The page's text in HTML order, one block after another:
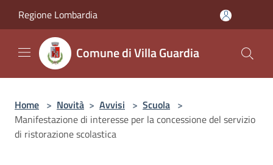
Regione Lombardia
Comune di Villa Guardia
Home > Novità > Avvisi > Scuola >
Manifestazione di interesse per la concessione del servizio
di ristorazione scolastica